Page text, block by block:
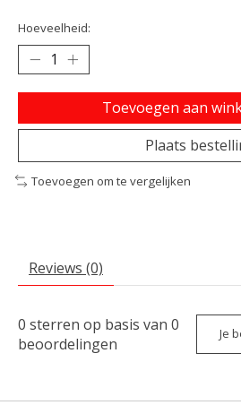
Hoeveelheid:
Toevoegen aan
Plaats
Toevoegen om te vergelijken
Reviews (0)
0 sterren op basis van 0
beoordelingen
Je